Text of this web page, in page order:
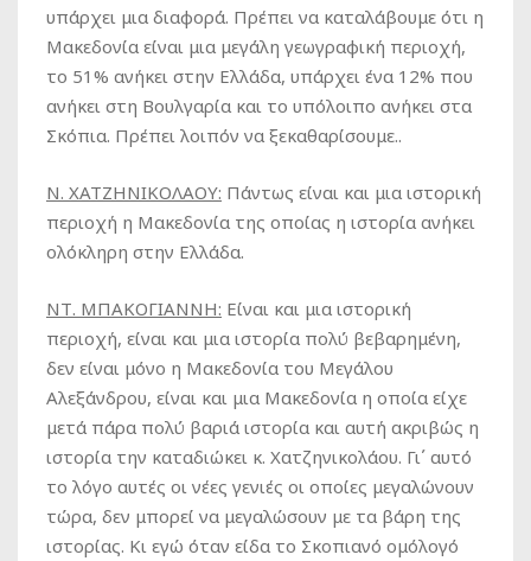
υπάρχει μια διαφορά. Πρέπει να καταλάβουμε ότι η
Μακεδονία είναι μια μεγάλη γεωγραφική περιοχή,
το 51% ανήκει στην Ελλάδα, υπάρχει ένα 12% που
ανήκει στη Βουλγαρία και το υπόλοιπο ανήκει στα
Σκόπια. Πρέπει λοιπόν να ξεκαθαρίσουμε..
Ν. ΧΑΤΖΗΝΙΚΟΛΑΟΥ: Πάντως είναι και μια ιστορική
περιοχή η Μακεδονία της οποίας η ιστορία ανήκει
ολόκληρη στην Ελλάδα.
ΝΤ. ΜΠΑΚΟΓΙΑΝΝΗ: Είναι και μια ιστορική
περιοχή, είναι και μια ιστορία πολύ βεβαρημένη,
δεν είναι μόνο η Μακεδονία του Μεγάλου
Αλεξάνδρου, είναι και μια Μακεδονία η οποία είχε
μετά πάρα πολύ βαριά ιστορία και αυτή ακριβώς η
ιστορία την καταδιώκει κ. Χατζηνικολάου. Γι΄ αυτό
το λόγο αυτές οι νέες γενιές οι οποίες μεγαλώνουν
τώρα, δεν μπορεί να μεγαλώσουν με τα βάρη της
ιστορίας. Κι εγώ όταν είδα το Σκοπιανό ομόλογό